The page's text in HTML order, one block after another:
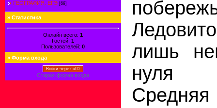
ГЕОГРАФИЯ. ЕГЭ [69]
» Статистика
Онлайн всего: 1
Гостей: 1
Пользователей: 0
» Форма входа
Войти через uID
Старая форма входа
лишь
нуля